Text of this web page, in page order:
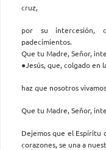
cruz,
por su intercesión,
padecimientos.
Que tu Madre, Señor,
●Jesús, que, colgado en
haz que nosotros
Que tu Madre, Señor,
Dejemos que el Espíritu
corazones, se una a